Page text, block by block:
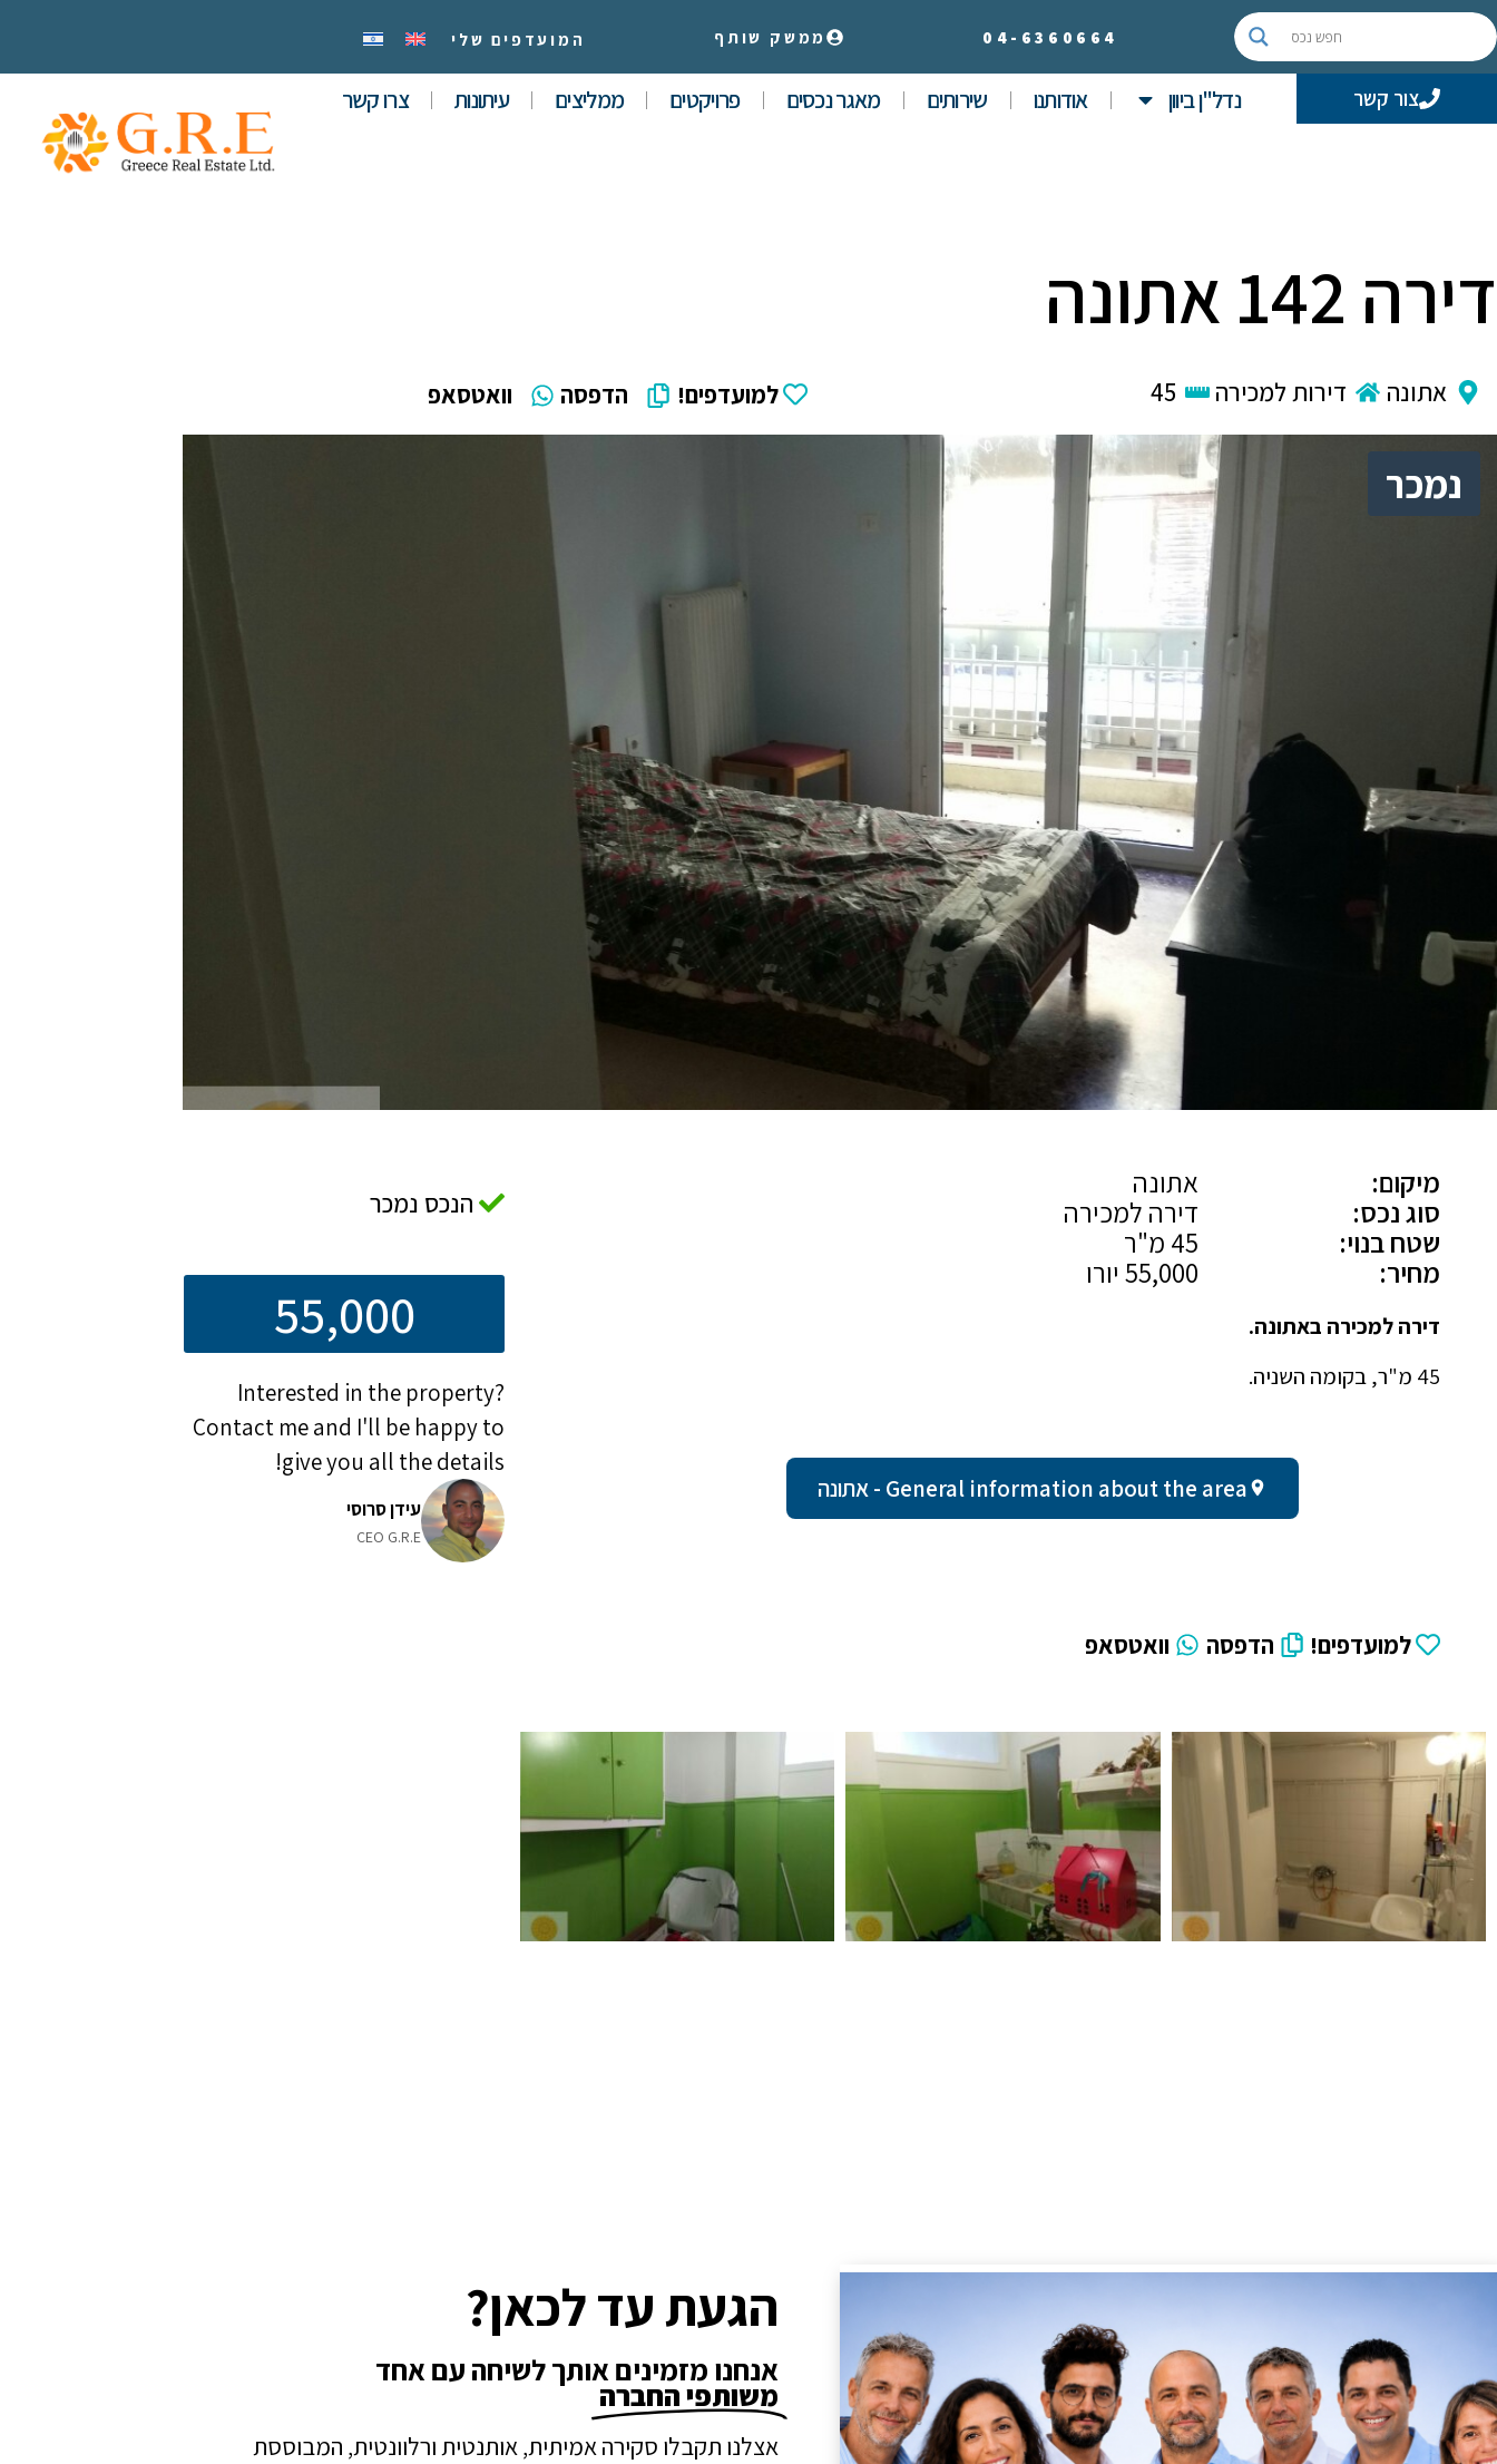
04- 6360664 ממשק שותף המועדפים שלי
צור קשר נדל"ן ביוון אודותנו שירותים מאגר נכסים פרויקטים ממליצים עיתונות צרו קשר
דירה 142 אתונה
אתונה דירות למכירה 45 למועדפים! הדפסה וואטסאפ
נמכר
מיקום:
אתונה
סוג נכס:
דירה למכירה
שטח בנוי:
מחיר:
דירה למכירה באתונה.
45 מ"ר, בקומה השניה.
General information about the area - אתונה
למועדפים! הדפסה וואטסאפ
הנכס נמכר
55,000
Interested in the property?
Contact me and I'll be happy to
give you all the details!
עידן סרוסי
CEO G.R.E
הגעת עד לכאן?
אנחנו מזמינים אותך לשיחה עם אחד
משותפי החברה
אצלנו תקבלו סקירה אמיתית, אותנטית ורלוונטית, המבוססת